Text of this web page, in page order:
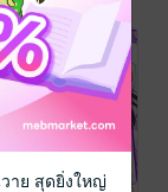
จอมทะลึ่งของ
ฉัน (เล่ม2) ตอน
ที่ 10
าย สุดยิ่งใหญ่